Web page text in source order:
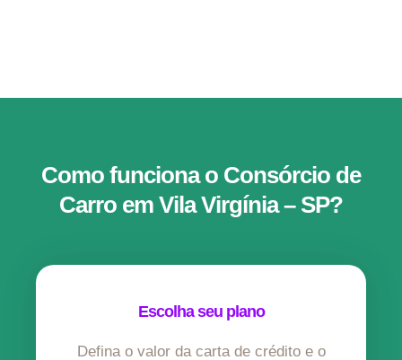
Como funciona o Consórcio de
Carro em Vila Virgínia – SP?
Escolha seu plano
Defina o valor da carta de crédito e o